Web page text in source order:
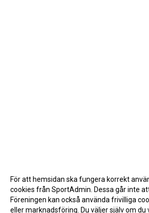
För att hemsidan ska fungera korrekt
cookies från SportAdmin. Dessa går inte
Föreningen kan också använda frivilliga
eller marknadsföring. Du väljer själv om du